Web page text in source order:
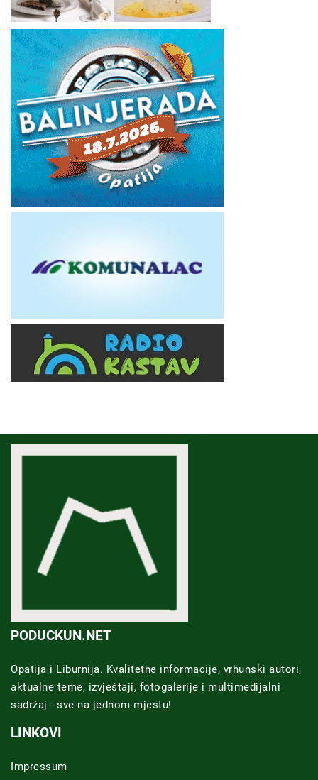
PODUCKUN.NET
Opatija i Liburnija. Kvalitetne informacije, vrhunski autori,
aktualne teme, izvještaji, fotogalerije i multimedijalni
sadržaj - sve na jednom mjestu!
LINKOVI
Impressum